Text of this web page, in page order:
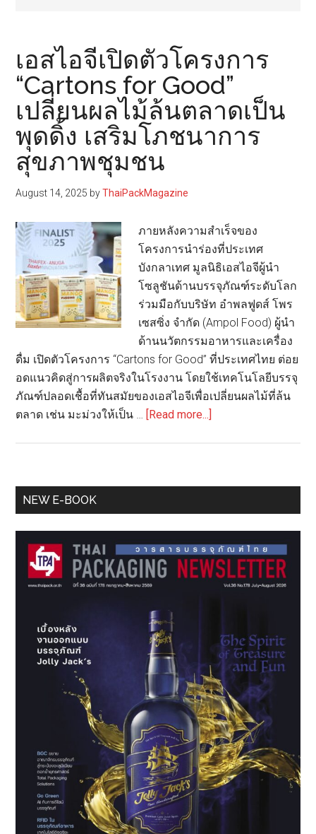
เอสไอจีเปิดตัวโครงการ
“Cartons for Good”
เปลี่ยนผลไม้ล้นตลาดเป็น
พุดดิ้ง เสริมโภชนาการ
สุขภาพชุมชน
August 14, 2025 byThaiPackMagazine
ภายหลังความสำเร็จของ
โครงการนำร่องที่ประเทศ
บังกลาเทศ มูลนิธิเอสไอจีผู้นำ
โซลูชันด้านบรรจุภัณฑ์ระดับโลก
ร่วมมือกับบริษัท อำพลฟูดส์ โพร
เซสซิ่ง จำกัด (Ampol Food) ผู้นำ
ด้านนวัตกรรมอาหารและเครื่อง
ดื่ม เปิดตัวโครงการ “Cartons for Good” ที่ประเทศไทย ต่อย
อดแนวคิดสู่การผลิตจริงในโรงงาน โดยใช้เทคโนโลยีบรรจุ
ภัณฑ์ปลอดเชื้อที่ทันสมัยของเอสไอจีเพื่อเปลี่ยนผลไม้ที่ล้น
ตลาด เช่น มะม่วงให้เป็น …
[Read more...]
จี
โครงการ
“Cartons
for
ผล
ไม้
ล้น
ตลาด
เป็น
พุดดิ้ง
เสริม
โภชนาการ
สุขภาพ
ชุมชน
Primary
NEW E-BOOK